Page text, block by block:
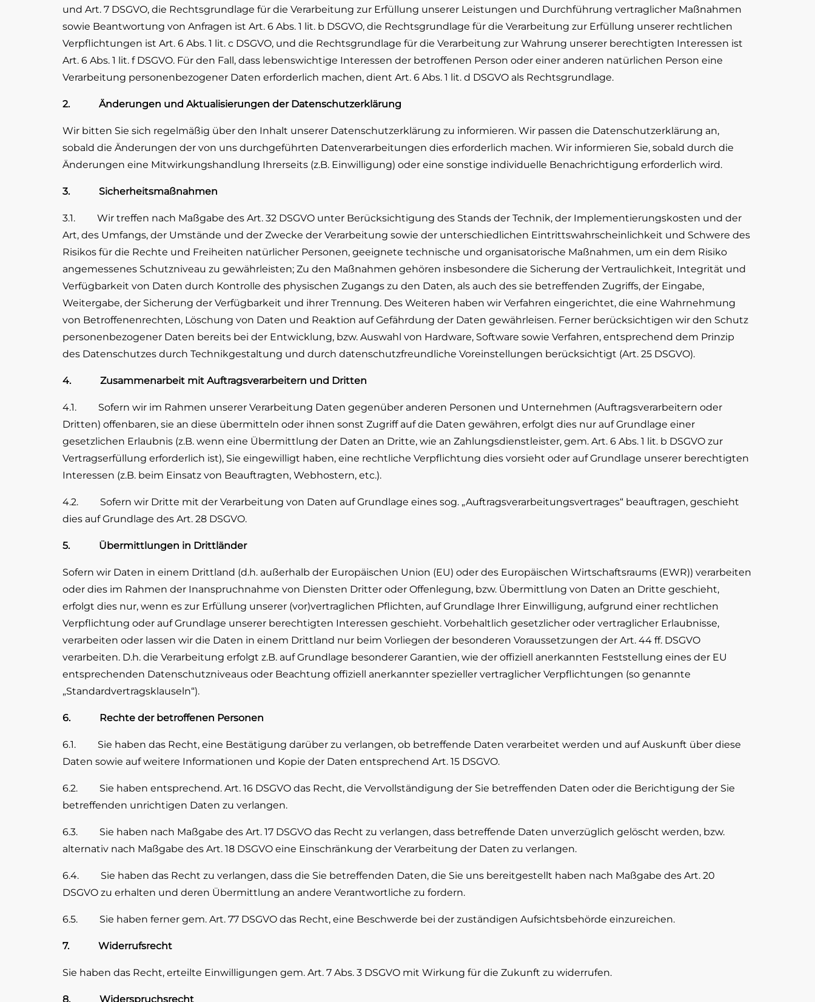
und Art. 7 DSGVO, die Rechtsgrundlage für die Verarbeitung zur Erfüllung unserer Leistungen und Durchführung vertraglicher Maßnahmen
sowie Beantwortung von Anfragen ist Art. 6 Abs. 1 lit. b DSGVO, die Rechtsgrundlage für die Verarbeitung zur Erfüllung unserer rechtlichen
Verpflichtungen ist Art. 6 Abs. 1 lit. c DSGVO, und die Rechtsgrundlage für die Verarbeitung zur Wahrung unserer berechtigten Interessen ist
Art. 6 Abs. 1 lit. f DSGVO. Für den Fall, dass lebenswichtige Interessen der betroffenen Person oder einer anderen natürlichen Person eine
Verarbeitung personenbezogener Daten erforderlich machen, dient Art. 6 Abs. 1 lit. d DSGVO als Rechtsgrundlage.
2. Änderungen und Aktualisierungen der Datenschutzerklärung
Wir bitten Sie sich regelmäßig über den Inhalt unserer Datenschutzerklärung zu informieren. Wir passen die Datenschutzerklärung an,
sobald die Änderungen der von uns durchgeführten Datenverarbeitungen dies erforderlich machen. Wir informieren Sie, sobald durch die
Änderungen eine Mitwirkungshandlung Ihrerseits (z.B. Einwilligung) oder eine sonstige individuelle Benachrichtigung erforderlich wird.
3. Sicherheitsmaßnahmen
3.1. Wir treffen nach Maßgabe des Art. 32 DSGVO unter Berücksichtigung des Stands der Technik, der Implementierungskosten und der
Art, des Umfangs, der Umstände und der Zwecke der Verarbeitung sowie der unterschiedlichen Eintrittswahrscheinlichkeit und Schwere des
Risikos für die Rechte und Freiheiten natürlicher Personen, geeignete technische und organisatorische Maßnahmen, um ein dem Risiko
angemessenes Schutzniveau zu gewährleisten; Zu den Maßnahmen gehören insbesondere die Sicherung der Vertraulichkeit, Integrität und
Verfügbarkeit von Daten durch Kontrolle des physischen Zugangs zu den Daten, als auch des sie betreffenden Zugriffs, der Eingabe,
Weitergabe, der Sicherung der Verfügbarkeit und ihrer Trennung. Des Weiteren haben wir Verfahren eingerichtet, die eine Wahrnehmung
von Betroffenenrechten, Löschung von Daten und Reaktion auf Gefährdung der Daten gewährleisen. Ferner berücksichtigen wir den Schutz
personenbezogener Daten bereits bei der Entwicklung, bzw. Auswahl von Hardware, Software sowie Verfahren, entsprechend dem Prinzip
des Datenschutzes durch Technikgestaltung und durch datenschutzfreundliche Voreinstellungen berücksichtigt (Art. 25 DSGVO).
4. Zusammenarbeit mit Auftragsverarbeitern und Dritten
4.1. Sofern wir im Rahmen unserer Verarbeitung Daten gegenüber anderen Personen und Unternehmen (Auftragsverarbeitern oder
Dritten) offenbaren, sie an diese übermitteln oder ihnen sonst Zugriff auf die Daten gewähren, erfolgt dies nur auf Grundlage einer
gesetzlichen Erlaubnis (z.B. wenn eine Übermittlung der Daten an Dritte, wie an Zahlungsdienstleister, gem. Art. 6 Abs. 1 lit. b DSGVO zur
Vertragserfüllung erforderlich ist), Sie eingewilligt haben, eine rechtliche Verpflichtung dies vorsieht oder auf Grundlage unserer berechtigten
Interessen (z.B. beim Einsatz von Beauftragten, Webhostern, etc.).
4.2. Sofern wir Dritte mit der Verarbeitung von Daten auf Grundlage eines sog. „Auftragsverarbeitungsvertrages“ beauftragen, geschieht
dies auf Grundlage des Art. 28 DSGVO.
5. Übermittlungen in Drittländer
Sofern wir Daten in einem Drittland (d.h. außerhalb der Europäischen Union (EU) oder des Europäischen Wirtschaftsraums (EWR)) verarbeiten
oder dies im Rahmen der Inanspruchnahme von Diensten Dritter oder Offenlegung, bzw. Übermittlung von Daten an Dritte geschieht,
erfolgt dies nur, wenn es zur Erfüllung unserer (vor)vertraglichen Pflichten, auf Grundlage Ihrer Einwilligung, aufgrund einer rechtlichen
Verpflichtung oder auf Grundlage unserer berechtigten Interessen geschieht. Vorbehaltlich gesetzlicher oder vertraglicher Erlaubnisse,
verarbeiten oder lassen wir die Daten in einem Drittland nur beim Vorliegen der besonderen Voraussetzungen der Art. 44 ff. DSGVO
verarbeiten. D.h. die Verarbeitung erfolgt z.B. auf Grundlage besonderer Garantien, wie der offiziell anerkannten Feststellung eines der EU
entsprechenden Datenschutzniveaus oder Beachtung offiziell anerkannter spezieller vertraglicher Verpflichtungen (so genannte
„Standardvertragsklauseln“).
6. Rechte der betroffenen Personen
6.1. Sie haben das Recht, eine Bestätigung darüber zu verlangen, ob betreffende Daten verarbeitet werden und auf Auskunft über diese
Daten sowie auf weitere Informationen und Kopie der Daten entsprechend Art. 15 DSGVO.
6.2. Sie haben entsprechend. Art. 16 DSGVO das Recht, die Vervollständigung der Sie betreffenden Daten oder die Berichtigung der Sie
betreffenden unrichtigen Daten zu verlangen.
6.3. Sie haben nach Maßgabe des Art. 17 DSGVO das Recht zu verlangen, dass betreffende Daten unverzüglich gelöscht werden, bzw.
alternativ nach Maßgabe des Art. 18 DSGVO eine Einschränkung der Verarbeitung der Daten zu verlangen.
6.4. Sie haben das Recht zu verlangen, dass die Sie betreffenden Daten, die Sie uns bereitgestellt haben nach Maßgabe des Art. 20
DSGVO zu erhalten und deren Übermittlung an andere Verantwortliche zu fordern.
6.5. Sie haben ferner gem. Art. 77 DSGVO das Recht, eine Beschwerde bei der zuständigen Aufsichtsbehörde einzureichen.
7. Widerrufsrecht
Sie haben das Recht, erteilte Einwilligungen gem. Art. 7 Abs. 3 DSGVO mit Wirkung für die Zukunft zu widerrufen.
8. Widerspruchsrecht